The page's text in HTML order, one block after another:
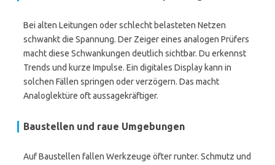
Bei alten Leitungen oder schlecht belasteten Netzen
schwankt die Spannung. Der Zeiger eines analogen Prüfers
macht diese Schwankungen deutlich sichtbar. Du erkennst
Trends und kurze Impulse. Ein digitales Display kann in
solchen Fällen springen oder verzögern. Das macht
Analoglektüre oft aussagekräftiger.
Baustellen und raue Umgebungen
Auf Baustellen fallen Werkzeuge öfter runter. Schmutz und